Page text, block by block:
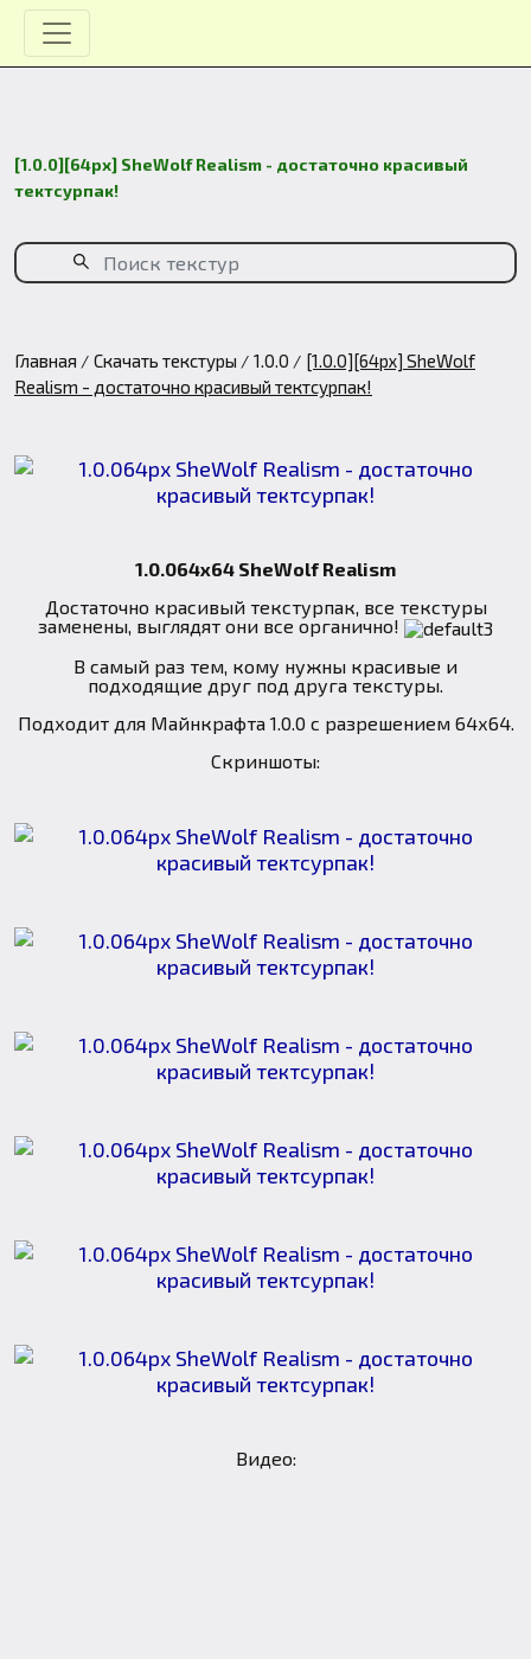
[1.0.0][64px] SheWolf Realism - достаточно красивый
тектсурпак!
Главная Скачать текстуры 1.0.0
[1.0.0][64px] SheWolf
Realism - достаточно красивый тектсурпак!
1.0.064x64 SheWolf Realism
Достаточно красивый текстурпак, все текстуры
заменены, выглядят они все органично!
В самый раз тем, кому нужны красивые и
подходящие друг под друга текстуры.
Подходит для Майнкрафта 1.0.0 с разрешением 64х64.
Скриншоты:
Видео: